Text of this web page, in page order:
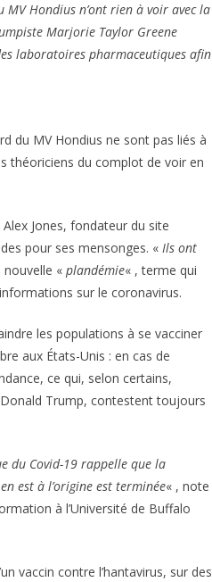
MV Hondius n’ont rien à voir avec la
Marjorie Taylor Greene
laboratoires pharmaceutiques afin
du MV Hondius ne sont pas liés à
théoriciens du complot de voir en
Jones, fondateur du site
pour ses mensonges. « Ils ont
nouvelle « plandémie« , terme qui
sur le coronavirus.
les populations à se vacciner
aux États-Unis : en cas de
ce qui, selon certains,
Trump, contestent toujours
du Covid-19 rappelle que la
est à l’origine est terminée« , note
à l’Université de Buffalo
vaccin contre l’hantavirus, sur des